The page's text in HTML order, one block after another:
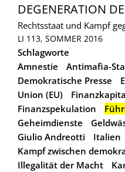
DEGENERATION
Rechtsstaat und Kampf
LI 113, SOMMER 2016
Schlagworte
Amnestie
Antimafia-
Demokratische Presse
Union (EU)
Finanzspekulation
Geheimdienste
Giulio Andreotti
Italien
Kampf zwischen
Illegalität der Macht